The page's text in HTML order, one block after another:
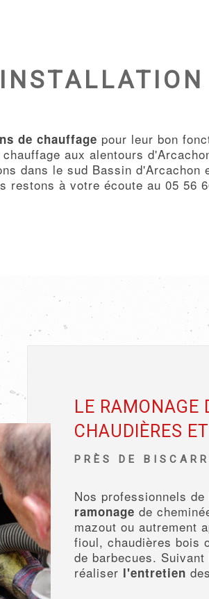
de chauffage pour leur bon
aux alentours
dans le sud Bassin d'Arcachon
restons à votre écoute au 05 56
LE RAMONAGE
CHAUDIÈRES
PRÈS DE
Nos professionnels
ramonage de
mazout ou autrement
fioul, chaudières bois
de barbecues.
réaliser l'entretien